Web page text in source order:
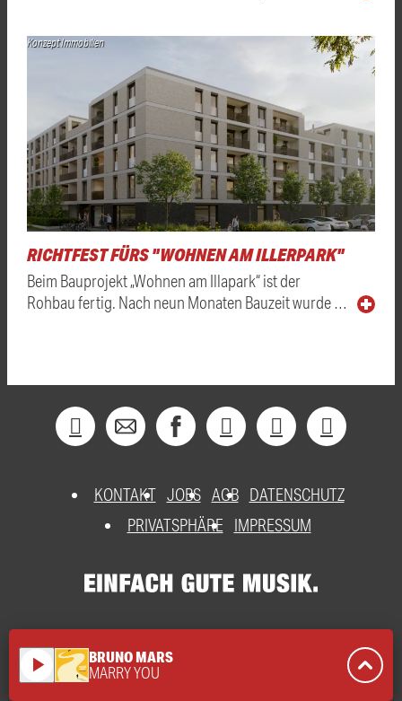
Konzept Immobilien
RICHTFEST FÜRS "WOHNEN AM ILLERPARK"
Beim Bauprojekt „Wohnen am Illapark“ ist der
Rohbau fertig. Nach neun Monaten Bauzeit wurde …
KONTAKT JOBS AGB DATENSCHUTZ
PRIVATSPHÄRE
IMPRESSUM
play_arrow BRUNO MARS
MARRY YOU